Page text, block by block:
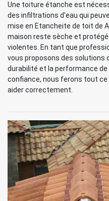
Une toiture étanche est
des infiltrations d'eau qui
mise en Etancheite de toit de
maison reste sèche et
violentes. En tant que
vous proposons des solutions
durabilité et la performance
confiance, nous ferons tout ce
aider correctement.